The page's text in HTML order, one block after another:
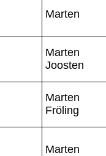
Marten
Marten
Joosten
Marten
Fröling
Marten